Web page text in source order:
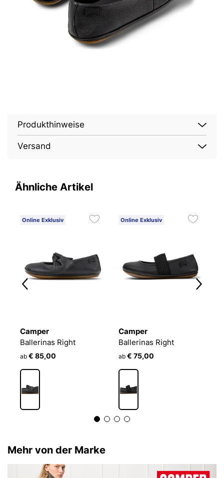
Produkthinweise
Versand
Ähnliche Artikel
Online Exklusiv
Camper
Ballerinas Right
ab € 85,00
Online Exklusiv
Camper
Ballerinas Right
ab € 75,00
Mehr von der Marke